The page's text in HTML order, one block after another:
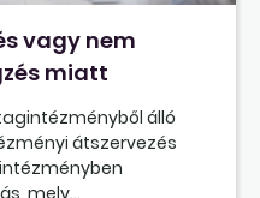
vagy nem
miatt
álló
átszervezés
mely...